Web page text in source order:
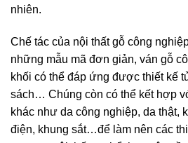
nhiên.
Chế tác của nội thất gỗ công
những mẫu mã đơn giản, ván gỗ
khối có thể đáp ứng được thiết kế
sách… Chúng còn có thể kết hợp
khác như da công nghiệp, da thật,
điện, khung sắt…để làm nên các